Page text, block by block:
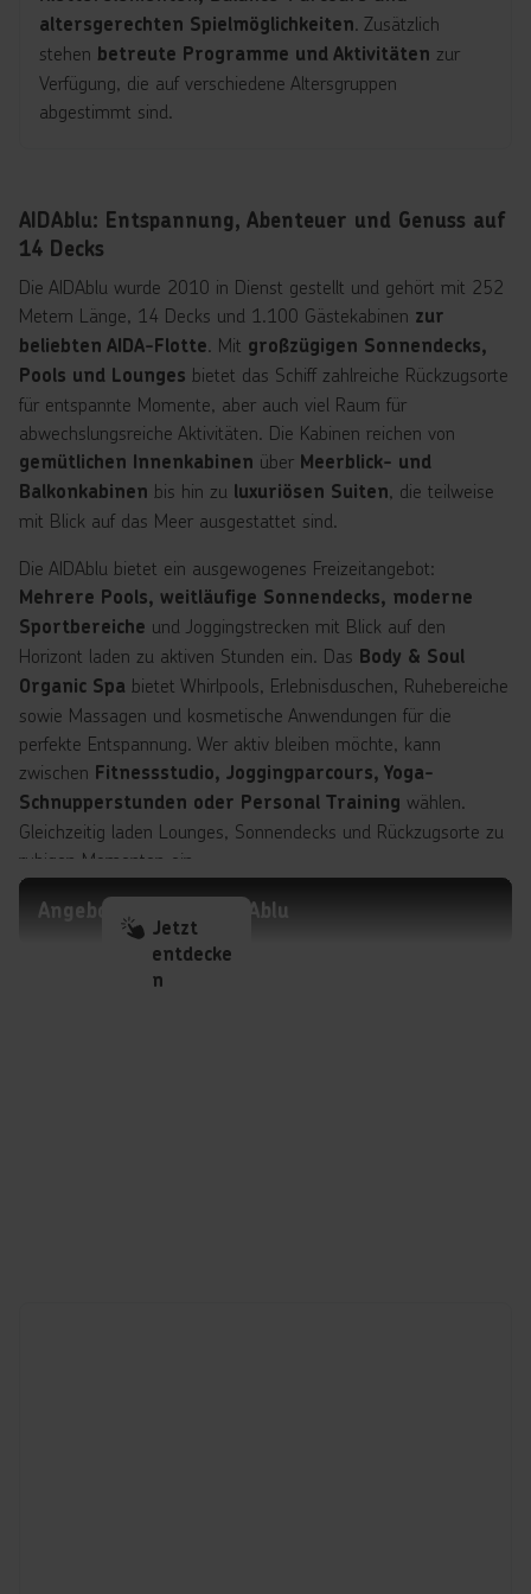
altersgerechten Spielmöglichkeiten. Zusätzlich
stehen betreute Programme und Aktivitäten zur
Verfügung, die auf verschiedene Altersgruppen
abgestimmt sind.
flexible Gestaltung des Aufenthalts. Während Kinder
betreute Angebote nutzen oder Spielbereiche erkunden,
stehen Erwachsenen zahlreiche
Rückzugsorte und
Entspannungsbereiche zur Verfügung. Dadurch
entsteht eine ausgewogene Kombination aus
gemeinsamen Erlebnissen und individuellen
Freizeitmöglichkeiten.
AIDAblu: Entspannung, Abenteuer und Genuss auf
14 Decks
Die AIDAblu wurde 2010 in Dienst gestellt und gehört mit 252
Metern Länge, 14 Decks und 1.100 Gästekabinen zur
beliebten AIDA-Flotte. Mit großzügigen Sonnendecks,
Pools und Lounges bietet das Schiff zahlreiche Rückzugsorte
für entspannte Momente, aber auch viel Raum für
abwechslungsreiche Aktivitäten. Die Kabinen reichen von
gemütlichen Innenkabinen über Meerblick- und
Balkonkabinen bis hin zu luxuriösen Suiten, die teilweise
mit Blick auf das Meer ausgestattet sind.
Die AIDAblu bietet ein ausgewogenes Freizeitangebot:
Mehrere Pools, weitläufige Sonnendecks, moderne
Sportbereiche und Joggingstrecken mit Blick auf den
Horizont laden zu aktiven Stunden ein. Das Body & Soul
Organic Spa bietet Whirlpools, Erlebnisduschen, Ruhebereiche
sowie Massagen und kosmetische Anwendungen für die
perfekte Entspannung. Wer aktiv bleiben möchte, kann
zwischen Fitnessstudio, Joggingparcours, Yoga-
Schnupperstunden oder Personal Training wählen.
Gleichzeitig laden Lounges, Sonnendecks und Rückzugsorte zu
ruhigen Momenten ein.
Angebote mit der AIDAblu
Jetzt
entdecke
n